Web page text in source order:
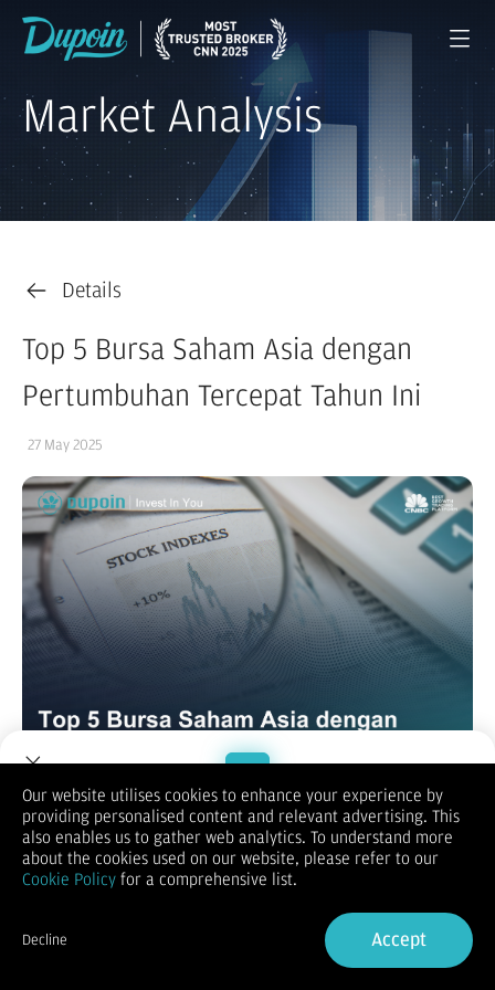
Market Analysis
Details
Top 5 Bursa Saham Asia dengan
Pertumbuhan Tercepat Tahun Ini
27 May 2025
Kalau Anda mengikuti perkembangan pasar global, Anda
mungkin menyadari bahwabursa saham Asiasemakin menjadi
pusat perhatian dunia karena pertumbuhan ekonomi yang
dinamis, sektor teknologi yang agresif, dan peningkatan
investasi asing.
terbesar di Asia? Artikel ini akan mengulas 5 bursa saham Asia
yang paling bersinar tahun ini, baik dari sisi performa indeks,
Welcome to Dupoin.
Trade with a Trusted Broker
Sign in
Our website utilises cookies to enhance your experience by
providing personalised content and relevant advertising. This
also enables us to gather web analytics. To understand more
about the cookies used on our website, please refer to our
Cookie Policy for a comprehensive list.
Decline Accept